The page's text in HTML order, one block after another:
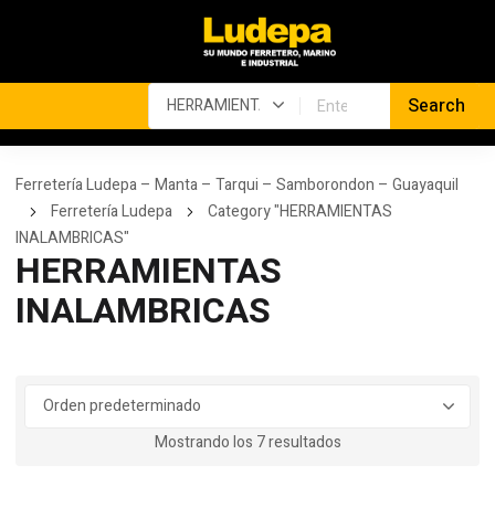
Ferretería Ludepa – Manta – Tarqui – Samborondon – Guayaquil
Ferretería Ludepa
Category "HERRAMIENTAS
INALAMBRICAS"
HERRAMIENTAS
INALAMBRICAS
Mostrando los 7 resultados